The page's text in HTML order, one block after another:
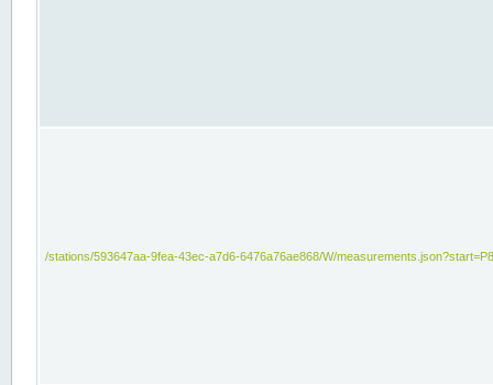
/stations/593647aa-9fea-43ec-a7d6-6476a76ae868/W/